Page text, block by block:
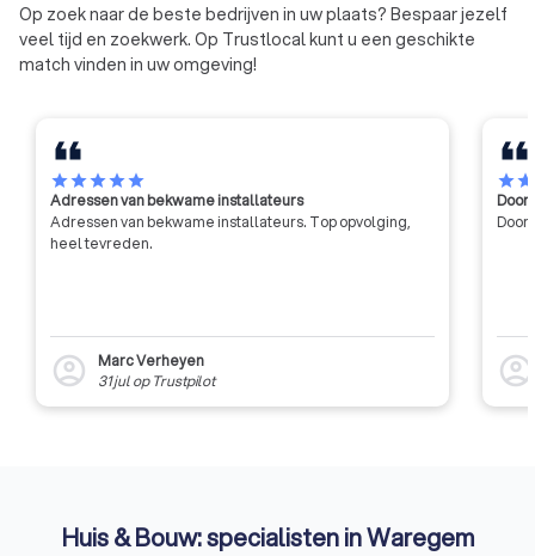
Op zoek naar de beste bedrijven in uw plaats? Bespaar jezelf
veel tijd en zoekwerk. Op Trustlocal kunt u een geschikte
match vinden in uw omgeving!
starstarstarstarstar
Adressen van bekwame installateurs
Adressen van bekwame installateurs. Top opvolging,
heel tevreden.
account_circle
Marc Verheyen
31 julop Trustpilot
starstar
Door
Door
account_circle
Huis & Bouw: specialisten in Waregem